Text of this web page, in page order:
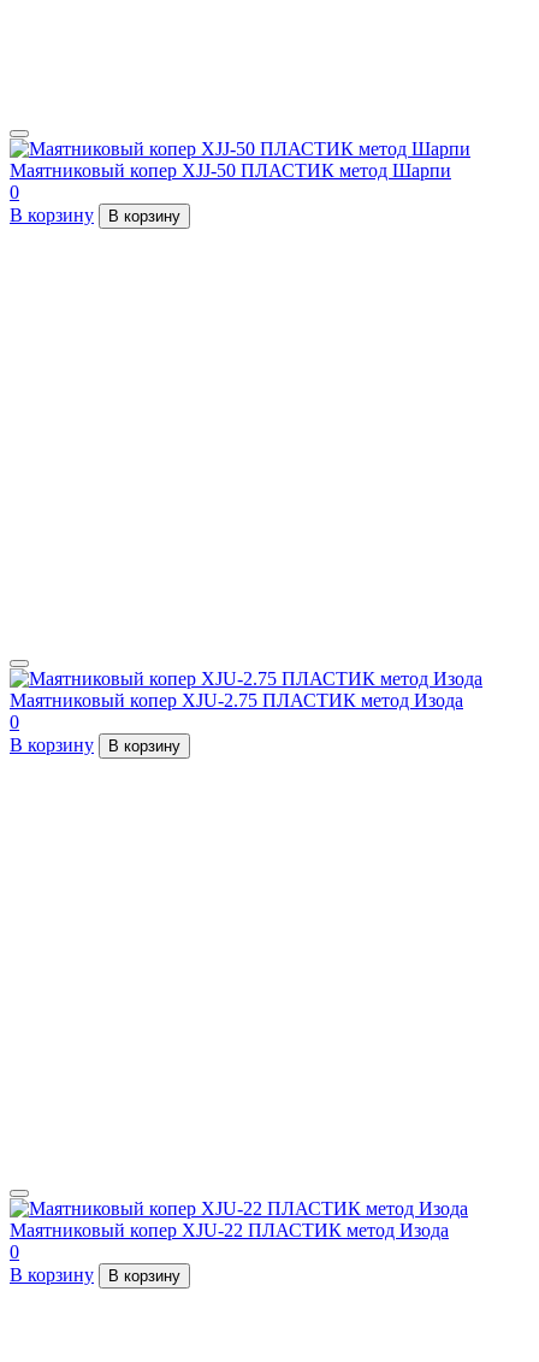
Маятниковый копер XJJ-50 ПЛАСТИК метод Шарпи
0
В корзину
В корзину
Маятниковый копер XJU-2.75 ПЛАСТИК метод Изода
0
В корзину
В корзину
Маятниковый копер XJU-22 ПЛАСТИК метод Изода
0
В корзину
В корзину